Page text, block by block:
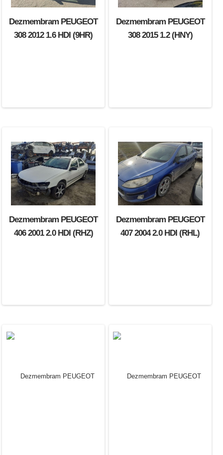
Dezmembram PEUGEOT
308 2012 1.6 HDI (9HR)
Dezmembram PEUGEOT
308 2015 1.2 (HNY)
Dezmembram PEUGEOT
406 2001 2.0 HDI (RHZ)
Dezmembram PEUGEOT
407 2004 2.0 HDI (RHL)